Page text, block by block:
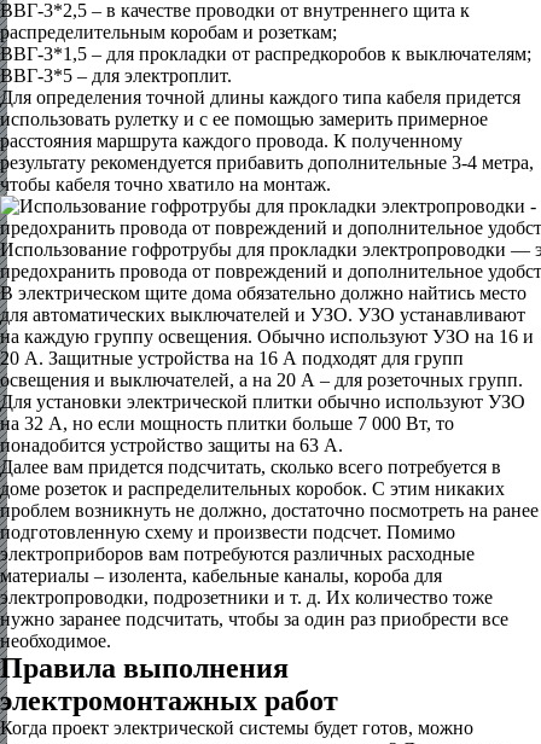
ВВГ-3*2,5 – в качестве проводки от внутреннего щита к
распределительным коробам и розеткам;
ВВГ-3*1,5 – для прокладки от распредкоробов к выключателям;
ВВГ-3*5 – для электроплит.
Для определения точной длины каждого типа кабеля придется
использовать рулетку и с ее помощью замерить примерное
расстояния маршрута каждого провода. К полученному
результату рекомендуется прибавить дополнительные 3-4 метра,
чтобы кабеля точно хватило на монтаж.
Использование гофротрубы для прокладки электропроводки —
предохранить провода от повреждений и дополнительное
В электрическом щите дома обязательно должно найтись место
для автоматических выключателей и УЗО. УЗО устанавливают
на каждую группу освещения. Обычно используют УЗО на 16 и
20 А. Защитные устройства на 16 А подходят для групп
освещения и выключателей, а на 20 А – для розеточных групп.
Для установки электрической плитки обычно используют УЗО
на 32 А, но если мощность плитки больше 7 000 Вт, то
понадобится устройство защиты на 63 А.
Далее вам придется подсчитать, сколько всего потребуется в
доме розеток и распределительных коробок. С этим никаких
проблем возникнуть не должно, достаточно посмотреть на ранее
подготовленную схему и произвести подсчет. Помимо
электроприборов вам потребуются различных расходные
материалы – изолента, кабельные каналы, короба для
электропроводки, подрозетники и т. д. Их количество тоже
нужно заранее подсчитать, чтобы за один раз приобрести все
необходимое.
Правила выполнения
электромонтажных работ
Когда проект электрической системы будет готов, можно